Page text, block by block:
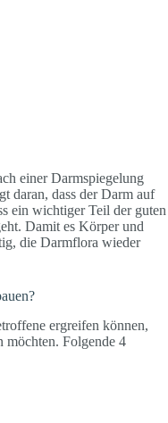
einer Darmspiegelung
daran, dass der Darm auf
ein wichtiger Teil der guten
Damit es Körper und
die Darmflora wieder
ergreifen können,
möchten. Folgende 4